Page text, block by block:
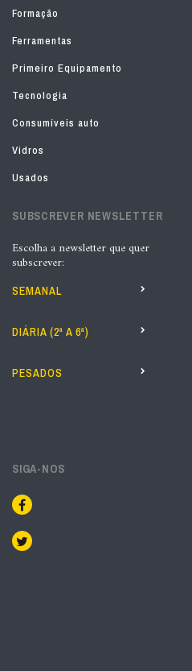
Formação
Ferramentas
Primeiro Equipamento
Tecnologia
Consumíveis auto
Vidros
Usados
SUBSCREVER NEWSLETTER
Escolha a newsletter que quer
subscrever:
SEMANAL
DIÁRIA (2ª A 6ª)
PESADOS
SIGA-NOS